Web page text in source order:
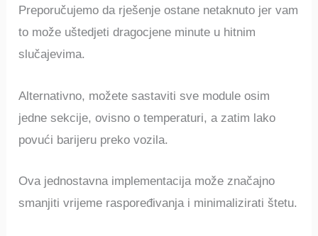
Preporučujemo da rješenje ostane netaknuto jer vam
to može uštedjeti dragocjene minute u hitnim
slučajevima.
Alternativno, možete sastaviti sve module osim
jedne sekcije, ovisno o temperaturi, a zatim lako
povući barijeru preko vozila.
Ova jednostavna implementacija može značajno
smanjiti vrijeme raspoređivanja i minimalizirati štetu.